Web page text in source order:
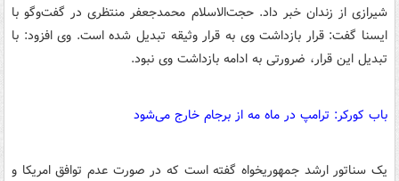
شیرازی از زندان خبر داد. حجت‌الاسلام محمدجعفر منتظری در گفت‌وگو با
ایسنا گفت: قرار بازداشت وی به قرار وثیقه تبدیل شده است. وی افزود: با
تبدیل این قرار، ضرورتی به ادامه بازداشت وی نبود.
باب کورکر: ترامپ در ماه مه از برجام خارج می‌شود
یک سناتور ارشد جمهوریخواه گفته است که در صورت عدم توافق امریکا و